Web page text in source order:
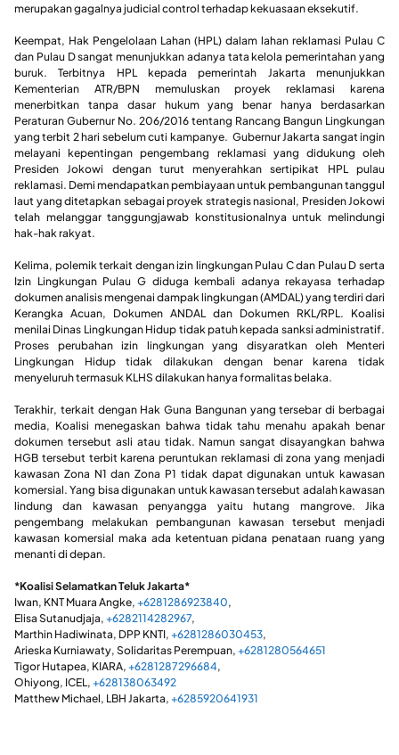
merupakan gagalnya judicial control terhadap kekuasaan eksekutif.
Keempat, Hak Pengelolaan Lahan (HPL) dalam lahan reklamasi Pulau C
dan Pulau D sangat menunjukkan adanya tata kelola pemerintahan yang
buruk. Terbitnya HPL kepada pemerintah Jakarta menunjukkan
Kementerian ATR/BPN memuluskan proyek reklamasi karena
menerbitkan tanpa dasar hukum yang benar hanya berdasarkan
Peraturan Gubernur No. 206/2016 tentang Rancang Bangun Lingkungan
yang terbit 2 hari sebelum cuti kampanye. Gubernur Jakarta sangat ingin
melayani kepentingan pengembang reklamasi yang didukung oleh
Presiden Jokowi dengan turut menyerahkan sertipikat HPL pulau
reklamasi. Demi mendapatkan pembiayaan untuk pembangunan tanggul
laut yang ditetapkan sebagai proyek strategis nasional, Presiden Jokowi
telah melanggar tanggungjawab konstitusionalnya untuk melindungi
hak-hak rakyat.
Kelima, polemik terkait dengan izin lingkungan Pulau C dan Pulau D serta
Izin Lingkungan Pulau G diduga kembali adanya rekayasa terhadap
dokumen analisis mengenai dampak lingkungan (AMDAL) yang terdiri dari
Kerangka Acuan, Dokumen ANDAL dan Dokumen RKL/RPL. Koalisi
menilai Dinas Lingkungan Hidup tidak patuh kepada sanksi administratif.
Proses perubahan izin lingkungan yang disyaratkan oleh Menteri
Lingkungan Hidup tidak dilakukan dengan benar karena tidak
menyeluruh termasuk KLHS dilakukan hanya formalitas belaka.
Terakhir, terkait dengan Hak Guna Bangunan yang tersebar di berbagai
media, Koalisi menegaskan bahwa tidak tahu menahu apakah benar
dokumen tersebut asli atau tidak. Namun sangat disayangkan bahwa
HGB tersebut terbit karena peruntukan reklamasi di zona yang menjadi
kawasan Zona N1 dan Zona P1 tidak dapat digunakan untuk kawasan
komersial. Yang bisa digunakan untuk kawasan tersebut adalah kawasan
lindung dan kawasan penyangga yaitu hutang mangrove. Jika
pengembang melakukan pembangunan kawasan tersebut menjadi
kawasan komersial maka ada ketentuan pidana penataan ruang yang
menanti di depan.
*Koalisi Selamatkan Teluk Jakarta*
Iwan, KNT Muara Angke, +6281286923840,
Elisa Sutanudjaja, +6282114282967,
Marthin Hadiwinata, DPP KNTI, +6281286030453,
Arieska Kurniawaty, Solidaritas Perempuan, +6281280564651
Tigor Hutapea, KIARA, +6281287296684,
Ohiyong, ICEL, +628138063492
Matthew Michael, LBH Jakarta, +6285920641931